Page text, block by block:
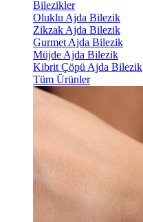
Bilezikler
Oluklu Ajda Bilezik
Zikzak Ajda Bilezik
Gurmet Ajda Bilezik
Müjde Ajda Bilezik
Kibrit Çöpü Ajda Bilezik
Tüm Ürünler